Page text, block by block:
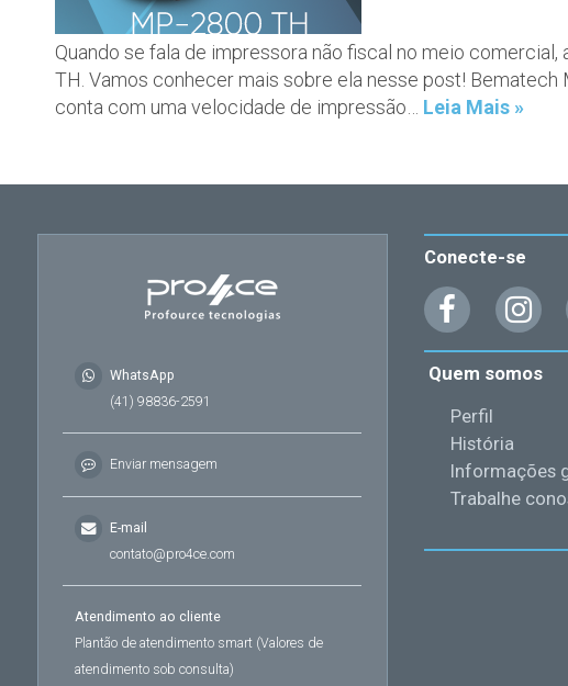
Quando se fala de impressora não fiscal no meio
TH. Vamos conhecer mais sobre ela nesse post!
conta com uma velocidade de impressão… Leia Mais »
WhatsApp
(41) 98836-2591
Enviar mensagem
E-mail
contato@pro4ce.com
Atendimento ao cliente
Plantão de atendimento smart (Valores de
atendimento sob consulta)
Conecte-se
Quem somos
Perfil
História
Informações
Trabalhe